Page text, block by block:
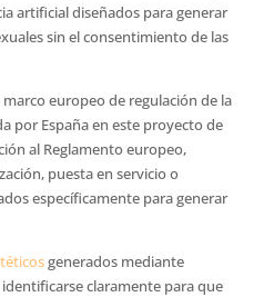
artificial diseñados para generar
sin el consentimiento de las
europeo de regulación de la
por España en este proyecto de
al Reglamento europeo,
puesta en servicio o
específicamente para generar
generados mediante
claramente para que